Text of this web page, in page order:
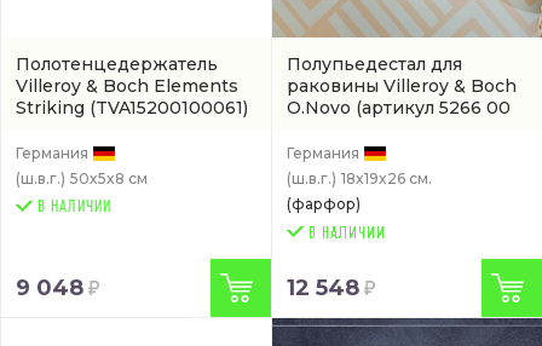
Полотенцедержатель
Villeroy & Boch Elements
Striking (TVA15200100061)
Германия
(ш.в.г.) 50x5x8 см
В НАЛИЧИИ
9 048
Полупьедестал для
раковины Villeroy & Boch
O.Novo (артикул 5266 00
Германия
(ш.в.г.) 18x19x26 см.
(фарфор)
12 548